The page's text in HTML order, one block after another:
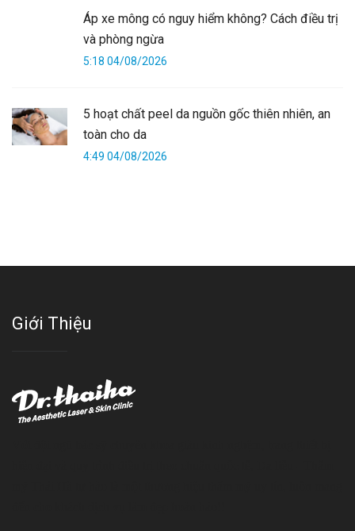
Áp xe mông có nguy hiểm không? Cách điều trị
và phòng ngừa
5:18 04/08/2026
5 hoạt chất peel da nguồn gốc thiên nhiên, an
toàn cho da
4:49 04/08/2026
Giới Thiệu